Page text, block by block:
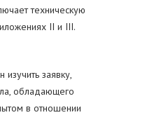
техническую
II и III.
заявку,
обладающего
в отношении